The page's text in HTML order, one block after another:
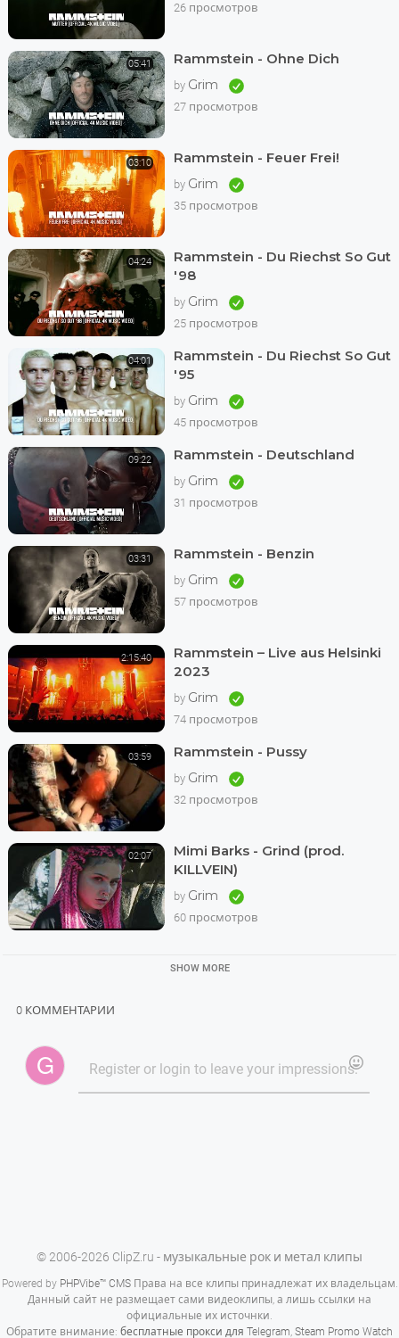
26 просмотров
05:41 Rammstein - Ohne Dich
by Grim
27 просмотров
03:10 Rammstein - Feuer Frei!
by Grim
35 просмотров
04:24
Rammstein - Du Riechst So Gut
'98
by Grim
25 просмотров
04:01
Rammstein - Du Riechst So Gut
'95
by Grim
45 просмотров
09:22 Rammstein - Deutschland
by Grim
31 просмотров
03:31 Rammstein - Benzin
by Grim
57 просмотров
2:15:40
Rammstein – Live aus Helsinki
2023
by Grim
74 просмотров
03:59 Rammstein - Pussy
by Grim
32 просмотров
02:07
Mimi Barks - Grind (prod.
KILLVEIN)
by Grim
60 просмотров
SHOW MORE
0 КОММЕНТАРИИ
© 2006-2026 ClipZ.ru - музыкальные рок и метал клипы
Powered by PHPVibe™ CMSПрава на все клипы принадлежат их владельцам.
Данный сайт не размещает сами видеоклипы, а лишь ссылки на
официальные их источнки.
Обратите внимание: бесплатные прокси для Telegram, Steam Promo Watch